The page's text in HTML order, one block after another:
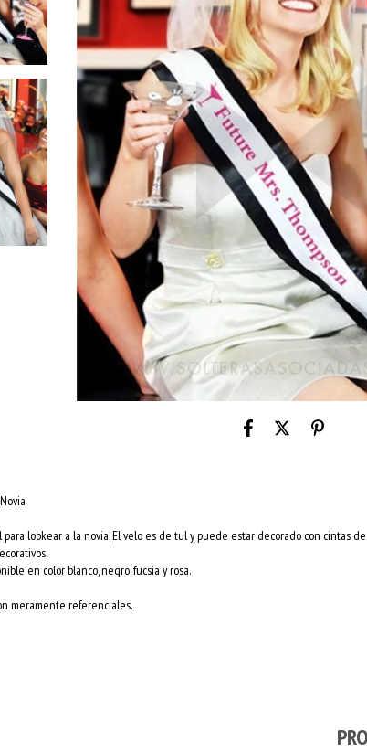
lookear a la novia, El velo es de tul y puede estar decorado con cintas de
en color blanco, negro, fucsia y rosa.
meramente referenciales.